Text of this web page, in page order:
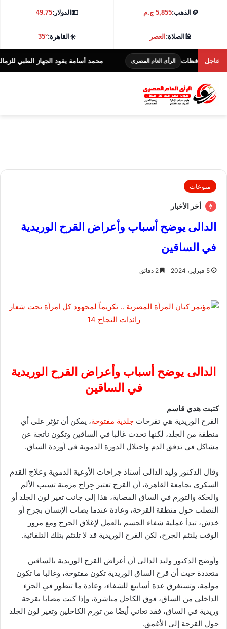
🪙 الذهب:5,855 ج.م 💵الدولار:49.75
🕌الصلاة:العصر ☀️القاهرة:35°
عاجل الرأى العام المصرى محمد أسامة يقود الجهاز الطبي للزمالك
منوعات
أخر الأخبار
الدالى يوضح أسباب وأعراض القرح الوريدية
في الساقين
5 فبراير، 2024
الدالى يوضح أسباب وأعراض القرح الوريدية
في الساقين
كتبت هدي قاسم
القرح الوريدية هي تقرحات جلدية مفتوحة، يمكن أن تؤثر على أي
منطقة من الجلد، لكنها تحدث غالبا في الساقين وتكون ناتجة عن
مشاكل في تدفق الدم واختلال الدورة الدموية في أوردة الساق.
وقال الدكتور وليد الدالى أستاذ جراحات الأوعية الدموية وعلاج القدم
السكرى بجامعة القاهرة، أن القرح تعتبر جِراح مزمنة تسبب الألم
والحكة والتورم في الساق المصابة، هذا إلى جانب تغير لون الجلد أو
التصلب حول منطقة القرحة، وعادة عندما يصاب الإنسان بجرح أو
خدش، تبدأ عملية شفاء الجسم بالعمل لإغلاق الجرح ومع مرور
الوقت يلتئم الجرح، لكن القرح الوريدية قد لا تلتئم بتلك التلقائية.
وأوضح الدكتور وليد الدالى أن أعراض القرح الوريدية بالساقين
متعددة حيث أن قرح الساق الوريدية تكون مفتوحة، وغالبا ما تكون
مؤلمة، وتستغرق عدة أسابيع للشفاء، وعادة ما تتطور في الجزء
الداخلي من الساق، فوق الكاحل مباشرة، وإذا كنت مصابا بقرحة
وريدية في الساق، فقد تعاني أيضًا من تورم الكاحلين وتغير لون الجلد
حول القرحة إلى الأغمق.